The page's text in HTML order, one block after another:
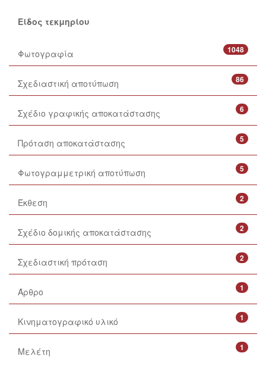
Είδος τεκμηρίου
1048
Φωτογραφία
86
Σχεδιαστική αποτύπωση
6
Σχέδιο γραφικής αποκατάστασης
5
Πρόταση αποκατάστασης
5
Φωτογραμμετρική αποτύπωση
2
Έκθεση
2
Σχέδιο δομικής αποκατάστασης
2
Σχεδιαστική πρόταση
1
Άρθρο
1
Κινηματογραφικό υλικό
1
Μελέτη